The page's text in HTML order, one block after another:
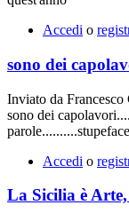
Accedi o
sono dei
Inviato da Francesco
sono dei
Accedi o
La Sicilia è